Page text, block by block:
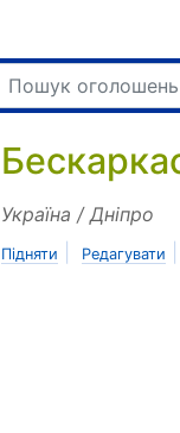
Україна / Дніпро
Підняти Редагувати